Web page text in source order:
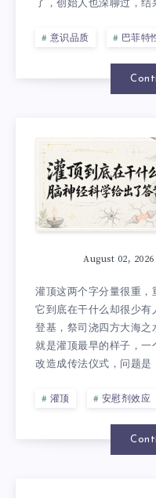
了，创始人也深聊过，结
意识品质 巴菲特
August 02, 2026
灌顶这两个字分量很重
它到底在干什么却很少有
登基，祭司浇四方大海
就是灌顶最早的样子，
改造成传法仪式，问题是
灌顶 安慰剂效应